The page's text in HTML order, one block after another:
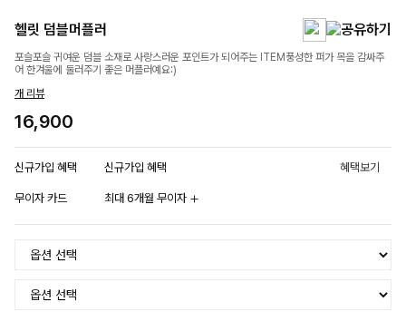
헬릿 덤블머플러
포슬포슬 귀여운 덤블 소재로 사랑스러운 포인트가 되어주는 ITEM풍성한 퍼가 목을 감싸주
어 한겨울에 둘러주기 좋은 머플러예요:)
개 리뷰
16,900
신규가입 혜택 신규가입 혜택 혜택보기
무이자 카드 최대 6개월 무이자